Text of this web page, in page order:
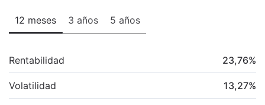
12 meses 3 años 5 años
Rentabilidad 23,76%
Volatilidad 13,27%